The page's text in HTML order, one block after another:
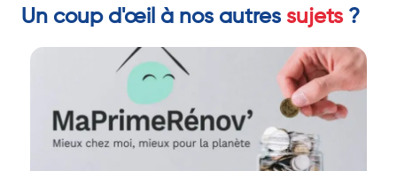
Un coup d'œil à nos autres sujets ?